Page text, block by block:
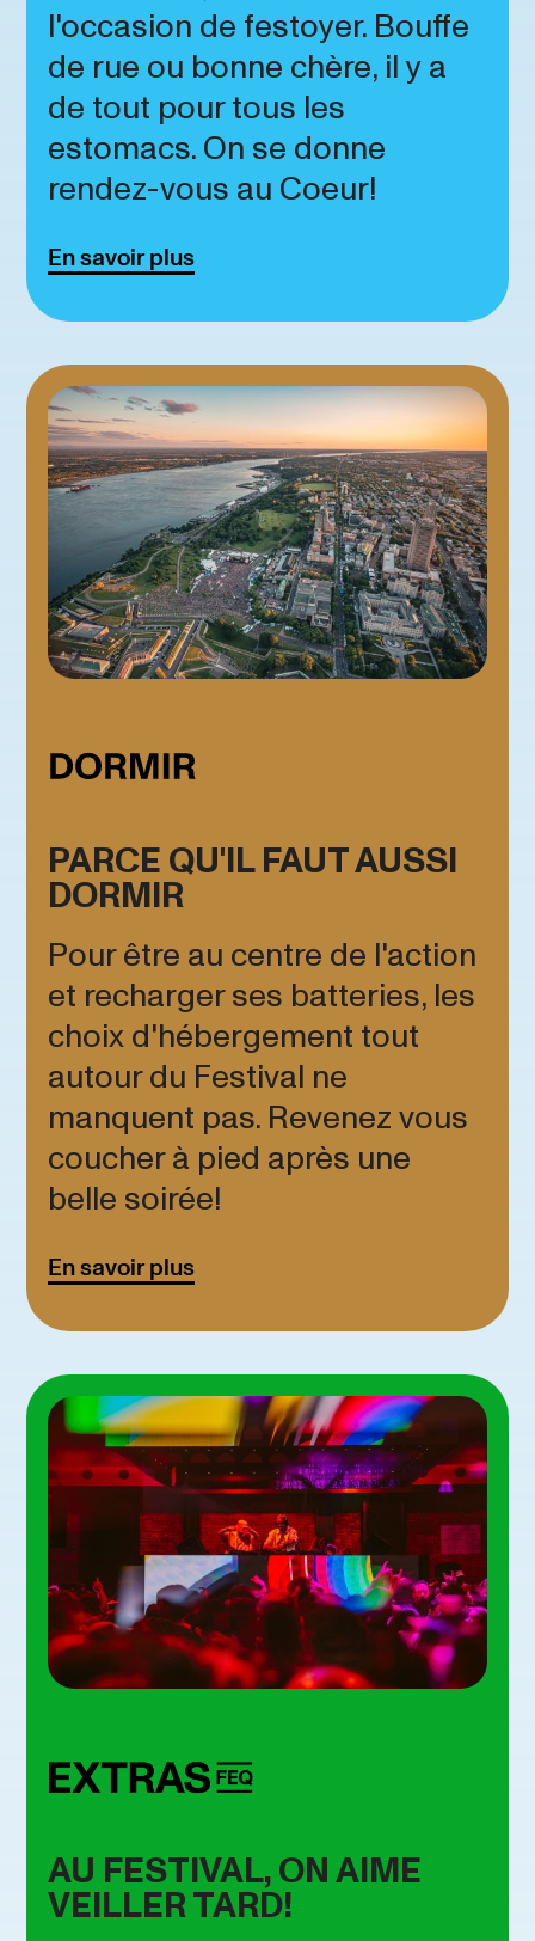
l'occasion de festoyer. Bouffe
de rue ou bonne chère, il y a
de tout pour tous les
estomacs. On se donne
rendez-vous au Coeur!
En savoir plus
PARCE QU'IL FAUT AUSSI
DORMIR
Pour être au centre de l'action
et recharger ses batteries, les
choix d'hébergement tout
autour du Festival ne
manquent pas. Revenez vous
coucher à pied après une
belle soirée!
En savoir plus
AU FESTIVAL, ON AIME
VEILLER TARD!